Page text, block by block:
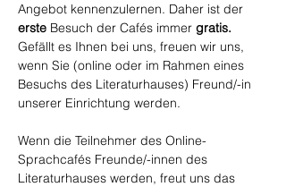
Angebot kennenzulernen. Daher ist der
erste Besuch der Cafés immer gratis.
Gefällt es Ihnen bei uns, freuen wir uns,
wenn Sie (online oder im Rahmen eines
Besuchs des Literaturhauses) Freund/-in
unserer Einrichtung werden.
Wenn die Teilnehmer des Online-
Sprachcafés Freunde/-innen des
Literaturhauses werden, freut uns das